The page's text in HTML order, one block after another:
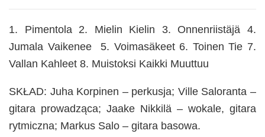
1. Pimentola 2. Mielin Kielin 3. Onnenriistäjä 4.
Jumala Vaikenee 5. Voimasäkeet 6. Toinen Tie 7.
Vallan Kahleet 8. Muistoksi Kaikki Muuttuu
SKŁAD: Juha Korpinen – perkusja; Ville Saloranta –
gitara prowadząca; Jaake Nikkilä – wokale, gitara
rytmiczna; Markus Salo – gitara basowa.